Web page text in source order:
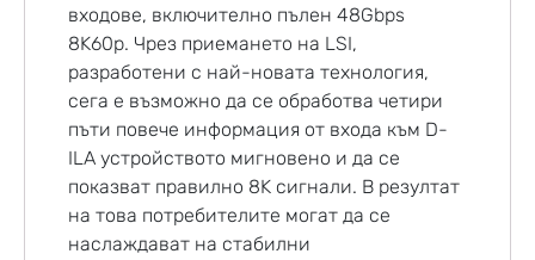
входове, включително пълен 48Gbps
8K60p. Чрез приемането на LSI,
разработени с най-новата технология,
сега е възможно да се обработва четири
пъти повече информация от входа към D-
ILA устройството мигновено и да се
показват правилно 8K сигнали. В резултат
на това потребителите могат да се
наслаждават на стабилни